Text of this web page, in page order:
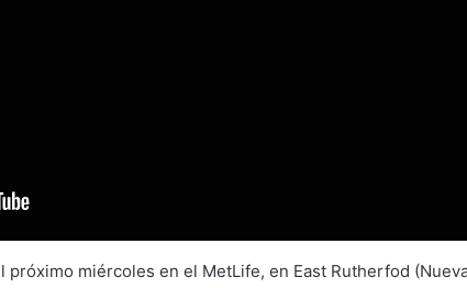
próximo miércoles en el MetLife, en East Rutherfod